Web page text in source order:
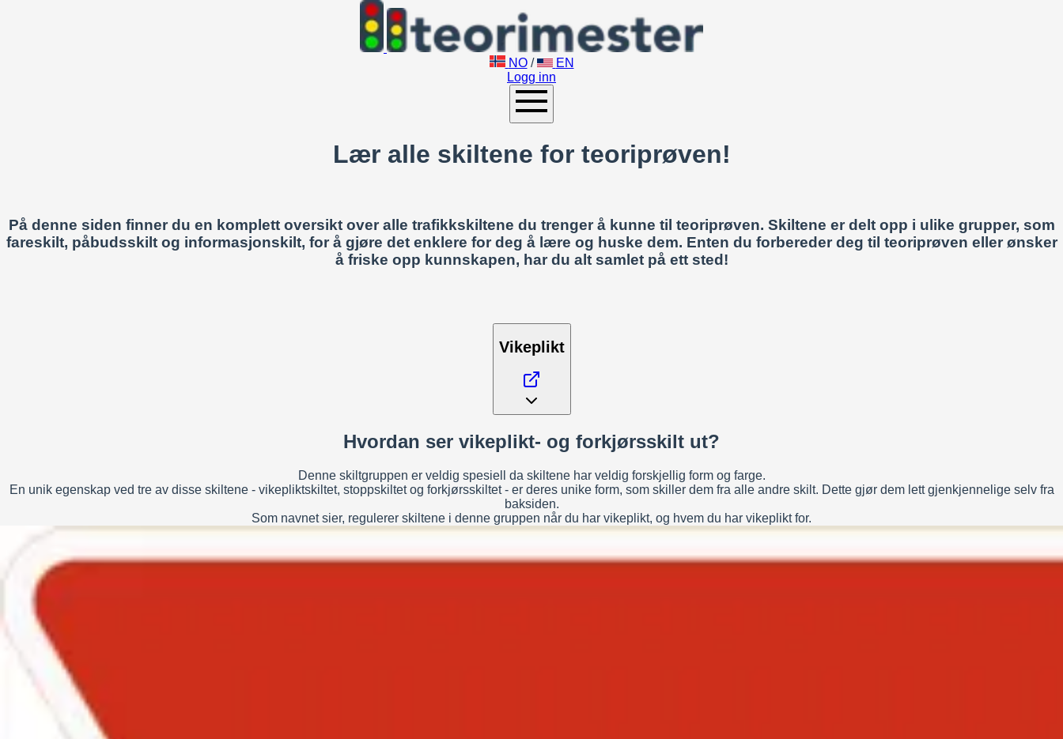
NO /
EN
Logg inn
Lær alle skiltene for teoriprøven!
På denne siden finner du en komplett oversikt over alle trafikkskiltene du trenger å kunne til teoriprøven. Skiltene er delt opp i ulike grupper, som
fareskilt, påbudsskilt og informasjonskilt, for å gjøre det enklere for deg å lære og huske dem. Enten du forbereder deg til teoriprøven eller ønsker
å friske opp kunnskapen, har du alt samlet på ett sted!
Vikeplikt
Hvordan ser vikeplikt- og forkjørsskilt ut?
Denne skiltgruppen er veldig spesiell da skiltene har veldig forskjellig form og farge.
En unik egenskap ved tre av disse skiltene - vikepliktskiltet, stoppskiltet og forkjørsskiltet - er deres unike form, som skiller dem fra alle andre skilt. Dette gjør dem lett gjenkjennelige selv fra
baksiden.
Som navnet sier, regulerer skiltene i denne gruppen når du har vikeplikt, og hvem du har vikeplikt for.